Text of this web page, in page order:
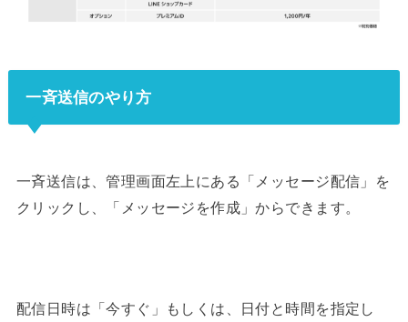
一斉送信のやり方
一斉送信は、管理画面左上にある「メッセージ配信」を
クリックし、「メッセージを作成」からできます。
配信日時は「今すぐ」もしくは、日付と時間を指定し